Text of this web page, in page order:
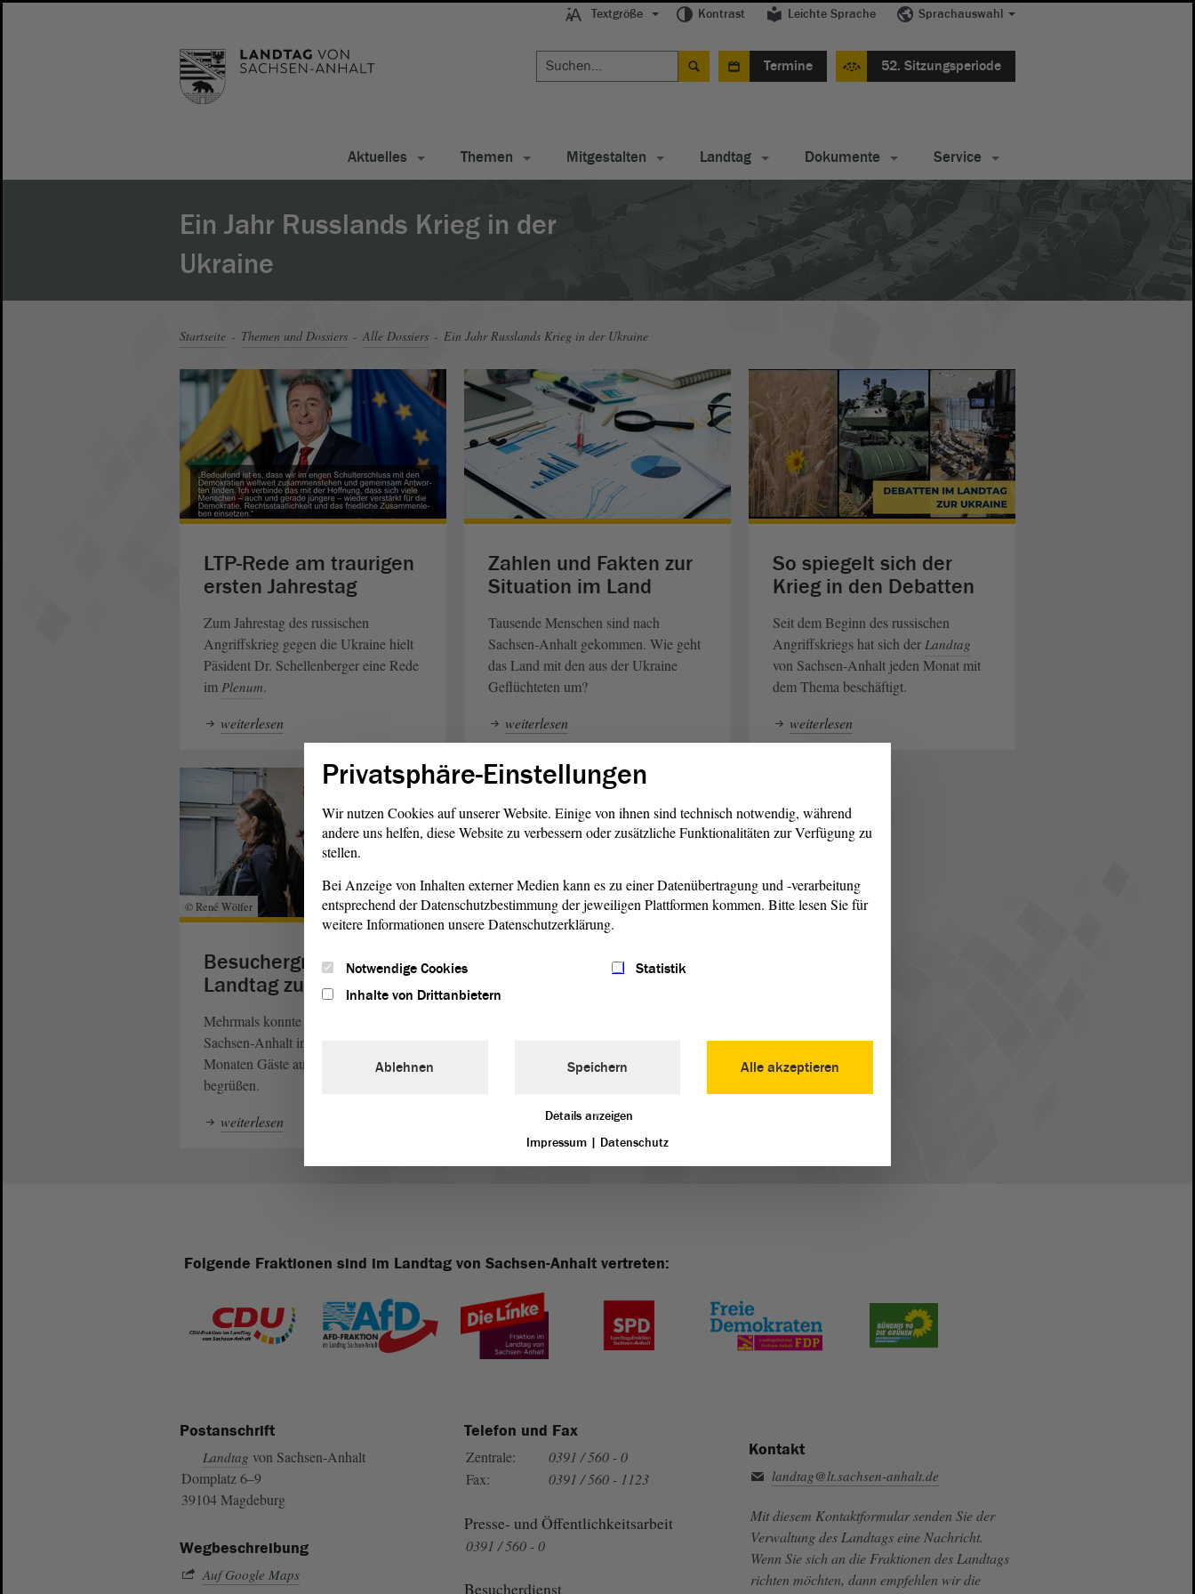
Textgröße Kontrast Leichte Sprache Sprachauswahl
Termine 52. Sitzungsperiode
Aktuelles Themen Mitgestalten Landtag Dokumente Service
Ein Jahr Russlands Krieg in der
Ukraine
Startseite Themen und Dossiers Alle Dossiers Ein Jahr Russlands Krieg in der Ukraine
LTP-Rede am traurigen
ersten Jahrestag
Zum Jahrestag des russischen
Angriffskrieg gegen die Ukraine hielt
Päsident Dr. Schellenberger eine Rede
im Plenum.
weiterlesen
Zahlen und Fakten zur
Situation im Land
Tausende Menschen sind nach
Sachsen-Anhalt gekommen. Wie geht
das Land mit den aus der Ukraine
Geflüchteten um?
weiterlesen
So spiegelt sich der
Krieg in den Debatten
Seit dem Beginn des russischen
Angriffskriegs hat sich der Landtag
von Sachsen-Anhalt jeden Monat mit
dem Thema beschäftigt.
weiterlesen
© René Wölfer
Besuchergruppen im
Landtag zu Gast
Mehrmals konnte der
Sachsen-Anhalt in den vergangenen
Monaten Gäste aus der Ukraine
begrüßen.
weiterlesen
© SkyLine - stock.adobe.com
Unterstützung für
man konkret helfen oder Hilfsgüter
weiterlesen
Folgende Fraktionen sind im Landtag von Sachsen-Anhalt vertreten:
Postanschrift
Landtag von Sachsen-Anhalt
Domplatz 6–9
39104 Magdeburg
Wegbeschreibung
Auf Google Maps
Telefon und Fax
Zentrale:
0391 / 560 - 0
Fax:
0391 / 560 - 1123
Presse- und Öffentlichkeitsarbeit
0391 / 560 - 0
Besucherdienst
Kontakt
landtag@lt.sachsen-anhalt.de
Mit diesem Kontaktformular senden Sie der
Verwaltung des Landtags eine Nachricht.
Wenn Sie sich an die Fraktionen des Landtags
richten möchten, dann empfehlen wir die
Privatsphäre-Einstellungen
Wir nutzen Cookies auf unserer Website. Einige von ihnen sind technisch notwendig, während
andere uns helfen, diese Website zu verbessern oder zusätzliche Funktionalitäten zur Verfügung zu
stellen.
Bei Anzeige von Inhalten externer Medien kann es zu einer Datenübertragung und -verarbeitung
entsprechend der Datenschutzbestimmung der jeweiligen Plattformen kommen. Bitte lesen Sie für
weitere Informationen unsere Datenschutzerklärung.
Notwendige Cookies
Statistik
Inhalte von Drittanbietern
Alle akzeptieren
Ablehnen Speichern
Details anzeigen
Impressum | Datenschutz